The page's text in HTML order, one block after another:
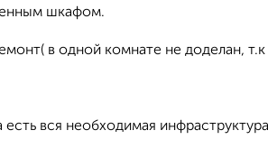
шкафом.
в одной комнате не доделан, т.к
вся необходимая